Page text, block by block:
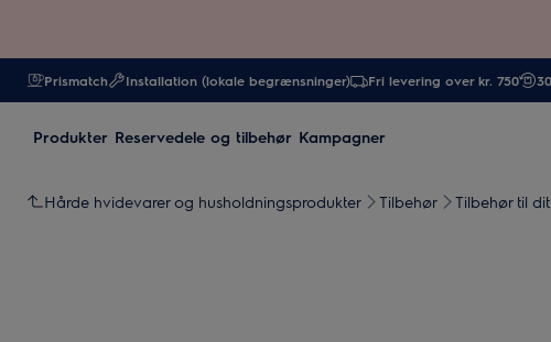
Prismatch Installation (lokale begrænsninger) Fri levering over kr. 750
Produkter Reservedele og tilbehør Kampagner
Hårde hvidevarer og husholdningsprodukter Tilbehør Tilbehør til